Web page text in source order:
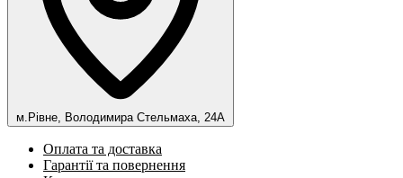
м.Рівне, Володимира Стельмаха, 24А
Оплата та доставка
Гарантії та повернення